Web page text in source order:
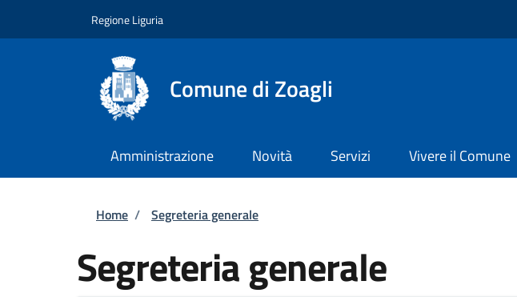
Regione Liguria
Comune di Zoagli
Amministrazione Novità Servizi Vivere il Comune
Briciole di pane
Home / Segreteria generale
Segreteria generale